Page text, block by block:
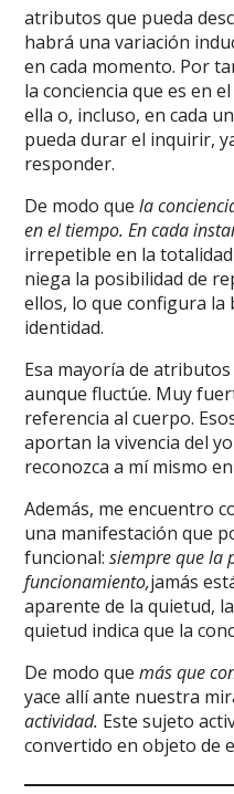
atributos que pueda
habrá una variación
en cada momento. Por
la conciencia que es en
ella o, incluso, en cada
pueda durar el inquirir,
responder.
De modo quela
en el tiempo. En cada
irrepetible en la
niega la posibilidad de
ellos, lo que configura la
identidad.
Esa mayoría de
aunque fluctúe. Muy
referencia al cuerpo.
aportan la vivencia del
reconozca a mí mismo
Además, me encuentro
una manifestación que
funcional:siempre que la
funcionamiento,jamás
aparente de la quietud,
quietud indica que la
De modo quemás que
yace allí ante nuestra
actividad. Este sujeto
convertido en objeto de